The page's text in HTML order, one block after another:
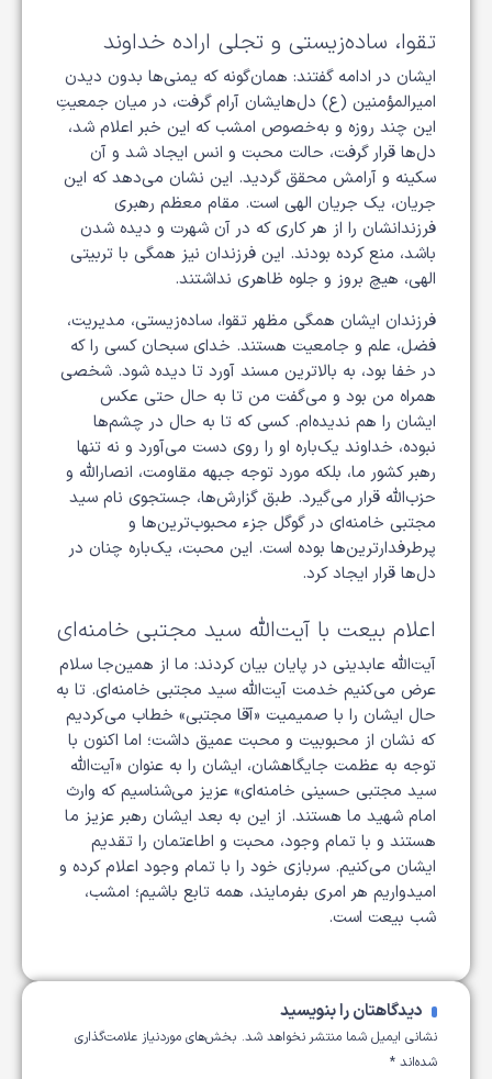
تقوا، ساده‌زیستی و تجلی اراده خداوند
ایشان در ادامه گفتند: همان‌گونه که یمنی‌ها بدون دیدن
امیرالمؤمنین (ع) دل‌هایشان آرام گرفت، در میان جمعیتِ
این چند روزه و به‌خصوص امشب که این خبر اعلام شد،
دل‌ها قرار گرفت، حالت محبت و انس ایجاد شد و آن
سکینه و آرامش محقق گردید. این نشان می‌دهد که این
جریان، یک جریان الهی است. مقام معظم رهبری
فرزندانشان را از هر کاری که در آن شهرت و دیده شدن
باشد، منع کرده بودند. این فرزندان نیز همگی با تربیتی
الهی، هیچ بروز و جلوه ظاهری نداشتند.
فرزندان ایشان همگی مظهر تقوا، ساده‌زیستی، مدیریت،
فضل، علم و جامعیت هستند. خدای سبحان کسی را که
در خفا بود، به بالاترین مسند آورد تا دیده شود. شخصی
همراه من بود و می‌گفت من تا به حال حتی عکس
ایشان را هم ندیده‌ام. کسی که تا به حال در چشم‌ها
نبوده، خداوند یک‌باره او را روی دست می‌آورد و نه تنها
رهبر کشور ما، بلکه مورد توجه جبهه مقاومت، انصارالله و
حزب‌الله قرار می‌گیرد. طبق گزارش‌ها، جستجوی نام سید
مجتبی خامنه‌ای در گوگل جزء محبوب‌ترین‌ها و
پرطرفدارترین‌ها بوده است. این محبت، یک‌باره چنان در
دل‌ها قرار ایجاد کرد.
اعلام بیعت با آیت‌الله سید مجتبی خامنه‌ای
آیت‌الله عابدینی در پایان بیان کردند: ما از همین‌جا سلام
عرض می‌کنیم خدمت آیت‌الله سید مجتبی خامنه‌ای. تا به
حال ایشان را با صمیمیت «آقا مجتبی» خطاب می‌کردیم
که نشان از محبوبیت و محبت عمیق داشت؛ اما اکنون با
توجه به عظمت جایگاهشان، ایشان را به عنوان «آیت‌الله
سید مجتبی حسینی خامنه‌ای» عزیز می‌شناسیم که وارث
امام شهید ما هستند. از این به بعد ایشان رهبر عزیز ما
هستند و با تمام وجود، محبت و اطاعتمان را تقدیم
ایشان می‌کنیم. سربازی خود را با تمام وجود اعلام کرده و
امیدواریم هر امری بفرمایند، همه تابع باشیم؛ امشب،
شب بیعت است.
دیدگاهتان را بنویسید
نشانی ایمیل شما منتشر نخواهد شد. بخش‌های موردنیاز علامت‌گذاری
شده‌اند *